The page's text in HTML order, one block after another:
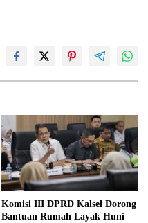
Komisi III DPRD Kalsel Dorong
Bantuan Rumah Layak Huni